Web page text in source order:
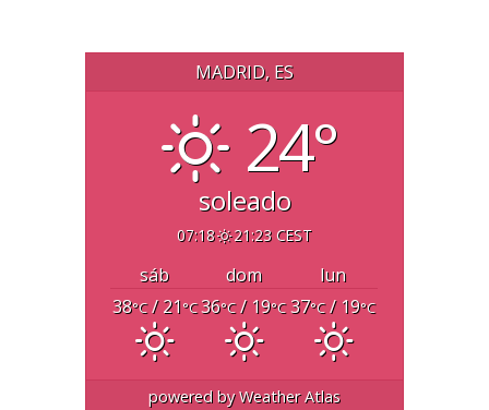
MADRID, ES
24°
soleado
07:18 21:23 CEST
sáb dom
lun
38°C/ 21°C36°C/ 19°C 37°C/ 19°C
powered byWeather Atlas